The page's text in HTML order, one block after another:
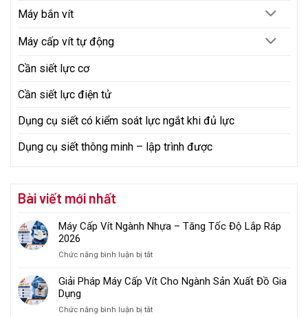
Máy bắn vít
Máy cấp vít tự động
Cần siết lực cơ
Cần siết lực điện tử
Dụng cụ siết có kiểm soát lực ngắt khi đủ lực
Dụng cụ siết thông minh – lập trình được
Bài viết mới nhất
Máy Cấp Vít Ngành Nhựa – Tăng Tốc Độ Lắp Ráp
2026
Chức năng bình luận bị tắtở
Cấp
Nhựa
Giải Pháp Máy Cấp Vít Cho Ngành Sản Xuất Đồ Gia
Dụng
Chức năng bình luận bị tắtở